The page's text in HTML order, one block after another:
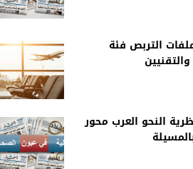
ملفات التربص فئة
النحو العرب محور